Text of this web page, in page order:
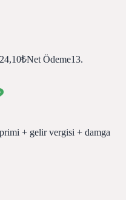
Ödeme13.
+ gelir vergisi + damga